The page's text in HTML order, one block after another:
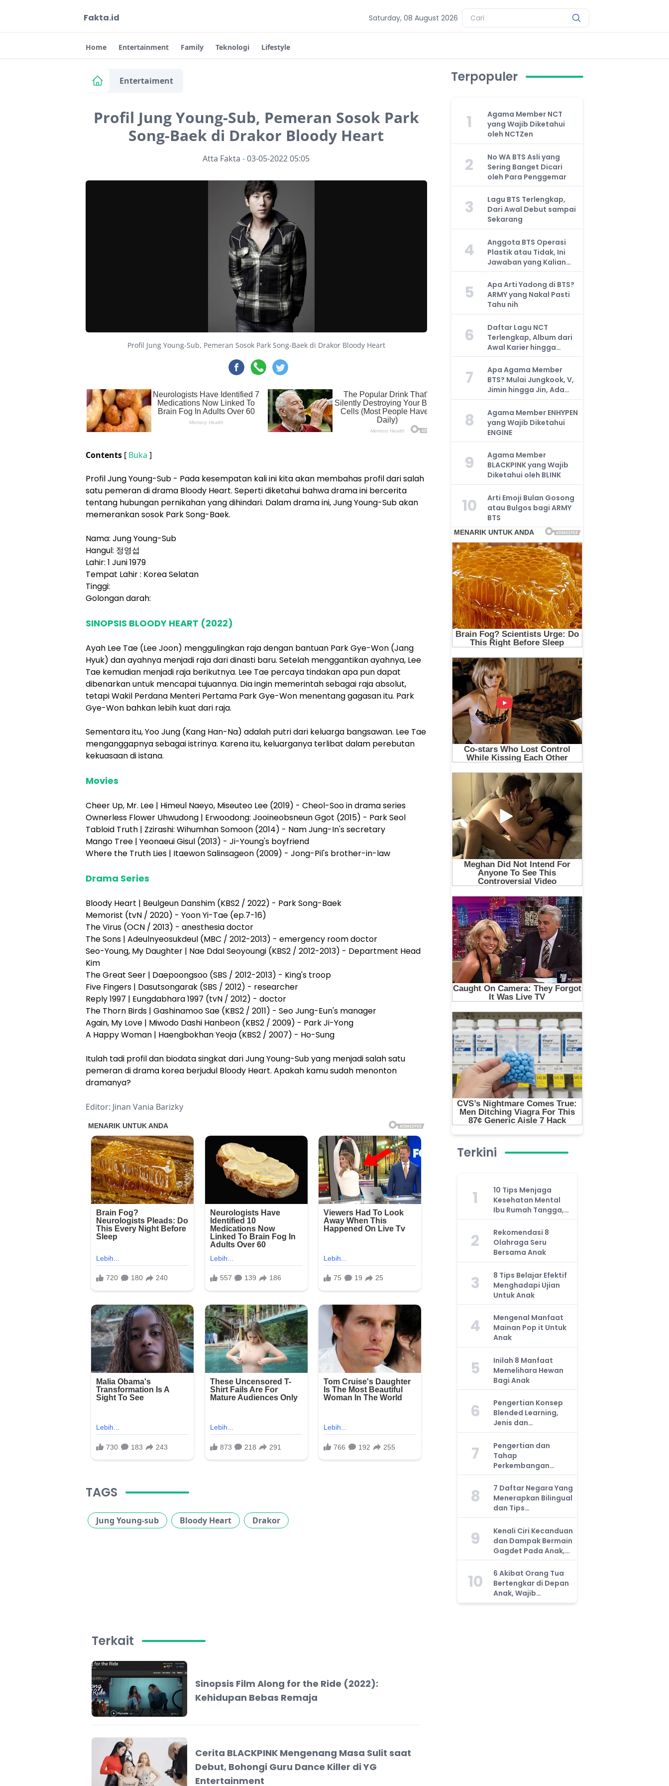
Fakta.id Saturday, 08 August 2026
Home Entertainment Family Teknologi Lifestyle
Entertaiment
Profil Jung Young-Sub, Pemeran Sosok Park
Song-Baek di Drakor Bloody Heart
Atta Fakta -03-05-2022 05:05
Profil Jung Young-Sub, Pemeran Sosok Park Song-Baek di Drakor Bloody Heart
Contents [ Buka ]
Profil Jung Young-Sub - Pada kesempatan kali ini kita akan membahas profil dari salah
satu pemeran di drama Bloody Heart. Seperti diketahui bahwa drama ini bercerita
tentang hubungan pernikahan yang dihindari. Dalam drama ini, Jung Young-Sub akan
memerankan sosok Park Song-Baek.
Nama: Jung Young-Sub
Hangul: 정영섭
Lahir: 1 Juni 1979
Tempat Lahir : Korea Selatan
Tinggi:
Golongan darah:
SINOPSIS BLOODY HEART (2022)
Ayah Lee Tae (Lee Joon) menggulingkan raja dengan bantuan Park Gye-Won (Jang
Hyuk) dan ayahnya menjadi raja dari dinasti baru. Setelah menggantikan ayahnya, Lee
Tae kemudian menjadi raja berikutnya. Lee Tae percaya tindakan apa pun dapat
dibenarkan untuk mencapai tujuannya. Dia ingin memerintah sebagai raja absolut,
tetapi Wakil Perdana Menteri Pertama Park Gye-Won menentang gagasan itu. Park
Gye-Won bahkan lebih kuat dari raja.
Sementara itu, Yoo Jung (Kang Han-Na) adalah putri dari keluarga bangsawan. Lee Tae
menganggapnya sebagai istrinya. Karena itu, keluarganya terlibat dalam perebutan
kekuasaan di istana.
Movies
Cheer Up, Mr. Lee | Himeul Naeyo, Miseuteo Lee (2019) - Cheol-Soo in drama series
Ownerless Flower Uhwudong | Erwoodong: Jooineobsneun Ggot (2015) - Park Seol
Tabloid Truth | Zzirashi: Wihumhan Somoon (2014) - Nam Jung-In's secretary
Mango Tree | Yeonaeui Gisul (2013) - Ji-Young's boyfriend
Where the Truth Lies | Itaewon Salinsageon (2009) - Jong-Pil's brother-in-law
Drama Series
Bloody Heart | Beulgeun Danshim (KBS2 / 2022) - Park Song-Baek
Memorist (tvN / 2020) - Yoon Yi-Tae (ep.7-16)
The Virus (OCN / 2013) - anesthesia doctor
The Sons | Adeulnyeosukdeul (MBC / 2012-2013) - emergency room doctor
Seo-Young, My Daughter | Nae Ddal Seoyoungi (KBS2 / 2012-2013) - Department Head
Kim
The Great Seer | Daepoongsoo (SBS / 2012-2013) - King's troop
Five Fingers | Dasutsongarak (SBS / 2012) - researcher
Reply 1997 | Eungdabhara 1997 (tvN / 2012) - doctor
The Thorn Birds | Gashinamoo Sae (KBS2 / 2011) - Seo Jung-Eun's manager
Again, My Love | Miwodo Dashi Hanbeon (KBS2 / 2009) - Park Ji-Yong
A Happy Woman | Haengbokhan Yeoja (KBS2 / 2007) - Ho-Sung
Itulah tadi profil dan biodata singkat dari Jung Young-Sub yang menjadi salah satu
pemeran di drama korea berjudul Bloody Heart. Apakah kamu sudah menonton
dramanya?
Editor: Jinan Vania Barizky
TAGS
Jung Young-sub Bloody Heart Drakor
Terpopuler
1
Agama Member NCT
yang Wajib Diketahui
oleh NCTZen
2
No WA BTS Asli yang
Sering Banget Dicari
oleh Para Penggemar
3
Lagu BTS Terlengkap,
Dari Awal Debut sampai
Sekarang
4
Anggota BTS Operasi
Plastik atau Tidak, Ini
Jawaban yang Kalian
Cari
5
Apa Arti Yadong di BTS?
ARMY yang Nakal Pasti
Tahu nih
6
Daftar Lagu NCT
Terlengkap, Album dari
Awal Karier hingga
Sekarang
7
Apa Agama Member
BTS? Mulai Jungkook, V,
Jimin hingga Jin, Ada
yang Atheis
8
Agama Member ENHYPEN
yang Wajib Diketahui
ENGINE
9
Agama Member
BLACKPINK yang Wajib
Diketahui oleh BLINK
10
Arti Emoji Bulan Gosong
atau Bulgos bagi ARMY
BTS
Terkini
1
10 Tips Menjaga
Kesehatan Mental
Ibu Rumah Tangga,
Jangan Anggap
Remeh!
2
Rekomendasi 8
Olahraga Seru
Bersama Anak
3
8 Tips Belajar Efektif
Menghadapi Ujian
Untuk Anak
4
Mengenal Manfaat
Mainan Pop it Untuk
Anak
5
Inilah 8 Manfaat
Memelihara Hewan
Bagi Anak
6
Pengertian Konsep
Blended Learning,
Jenis dan
Manfaatnya, Anda
Harus Tahu!
7
Pengertian dan
Tahap
Perkembangan
Kemampuan Kognitif
Anak, Bunda Wajib
Tahu!
8
7 Daftar Negara Yang
Menerapkan Bilingual
dan Tips
Mengajarkan Pada
Anak
9
Kenali Ciri Kecanduan
dan Dampak Bermain
Gagdet Pada Anak,
Orang Tua Wajib
Tahu!
10
6 Akibat Orang Tua
Bertengkar di Depan
Anak, Wajib
Waspada!
Terkait
Sinopsis Film Along for the Ride (2022):
Kehidupan Bebas Remaja
Cerita BLACKPINK Mengenang Masa Sulit saat
Debut, Bohongi Guru Dance Killer di YG
Entertainment